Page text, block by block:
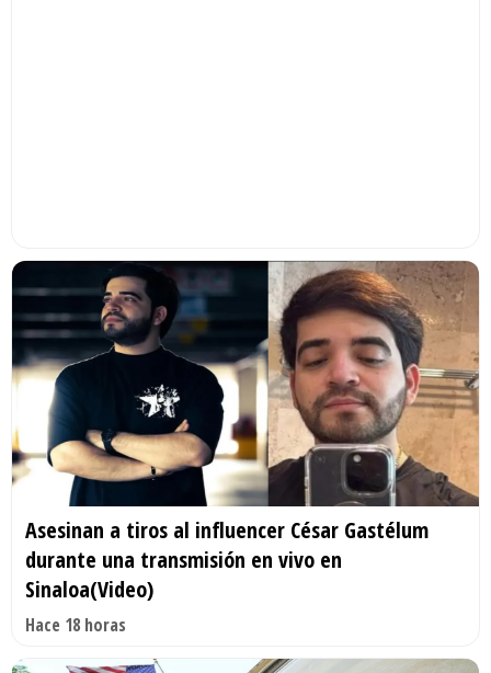
Asesinan a tiros al influencer César Gastélum
durante una transmisión en vivo en
Sinaloa(Video)
Hace 18 horas